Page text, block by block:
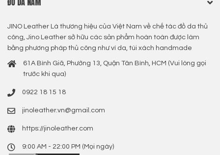
JINO Leather Là thương hiệu của Việt Nam về chế tác đồ da thủ
công, Jino Leather sở hữu các sản phẩm hoàn toàn được làm
bằng phương pháp thủ công như ví da, túi xách handmade
61A Bình Giã, Phường 13, Quận Tân Bình, HCM (Vui lòng gọi
trước khi qua)
0922 18 15 18
jinoleather.vn@gmail.com
https://jinoleather.com
9:00 AM - 22:00 PM (Mọi ngày)